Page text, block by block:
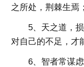
之所处，荆棘生焉
5、天之道，损
对自己的不足，才
6、智者常谋虑